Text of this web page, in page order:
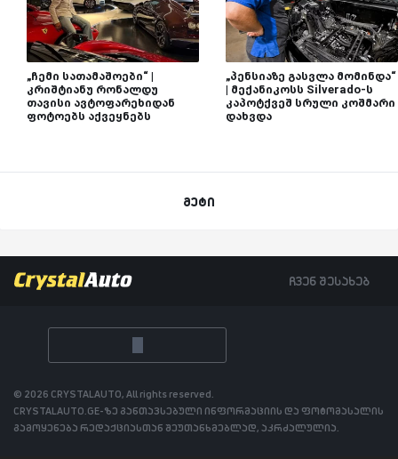
„ჩემი სათამაშოები“ |
კრიშტიანუ რონალდუ
თავისი ავტოფარეხიდან
ფოტოებს აქვეყნებს
„პენსიაზე გასვლა მომინდა“
| მექანიკოსს Silverado-ს
კაპოტქვეშ სრული კოშმარი
დახვდა
მეტი
ჩვენ შესახებ
© 2026 CRYSTALAUTO, All rights reserved.
CRYSTALAUTO.GE-ზე განთავსებული ინფორმაციის და ფოტომასალის
გამოყენება რედაქციასთან შეუთანხმებლად, აკრძალულია.